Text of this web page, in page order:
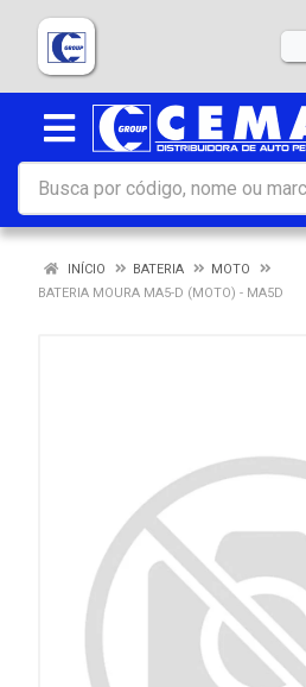
INÍCIO BATERIA
MOTO
BATERIA MOURA MA5-D (MOTO) - MA5D